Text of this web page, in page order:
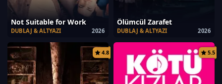
Not Suitable for Work
2026
DUBLAJ & ALTYAZI
Ölümcül Zarafet
2026
DUBLAJ & ALTYAZI
4.8 5.5